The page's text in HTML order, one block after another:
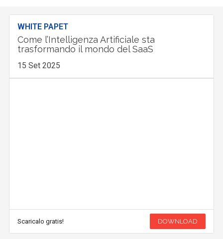
WHITE PAPET
Come l’Intelligenza Artificiale sta
trasformando il mondo del SaaS
15 Set 2025
Scaricalo gratis! DOWNLOAD